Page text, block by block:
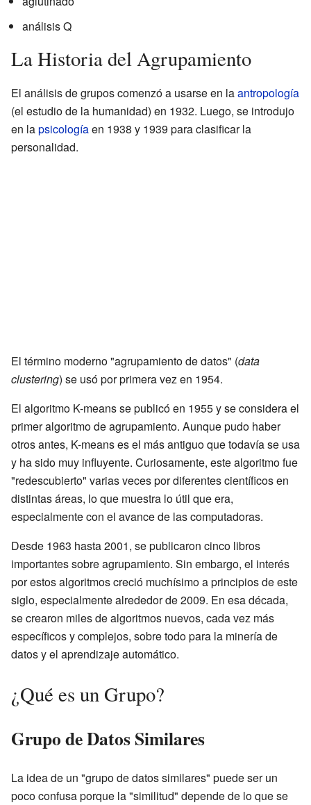
análisis Q
La Historia del Agrupamiento
El análisis de grupos comenzó a usarse en laantropología
(el estudio de la humanidad) en 1932. Luego, se introdujo
en lapsicologíaen 1938 y 1939 para clasificar la
personalidad.
El término moderno "agrupamiento de datos" (data
clustering) se usó por primera vez en 1954.
El algoritmo K-means se publicó en 1955 y se considera el
primer algoritmo de agrupamiento. Aunque pudo haber
otros antes, K-means es el más antiguo que todavía se usa
y ha sido muy influyente. Curiosamente, este algoritmo fue
"redescubierto" varias veces por diferentes científicos en
distintas áreas, lo que muestra lo útil que era,
especialmente con el avance de las computadoras.
Desde 1963 hasta 2001, se publicaron cinco libros
importantes sobre agrupamiento. Sin embargo, el interés
por estos algoritmos creció muchísimo a principios de este
siglo, especialmente alrededor de 2009. En esa década,
se crearon miles de algoritmos nuevos, cada vez más
específicos y complejos, sobre todo para la minería de
datos y el aprendizaje automático.
¿Qué es un Grupo?
Grupo de Datos Similares
La idea de un "grupo de datos similares" puede ser un
poco confusa porque la "similitud" depende de lo que se